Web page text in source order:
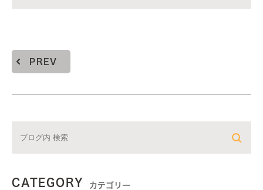
PREV
CATEGORY カテゴリー